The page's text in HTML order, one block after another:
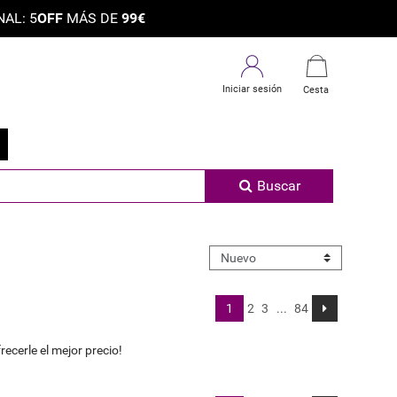
5OFFMÁS DE 99€
Iniciar sesión Cesta
Buscar
1 2 3 ... 84
el mejor precio!